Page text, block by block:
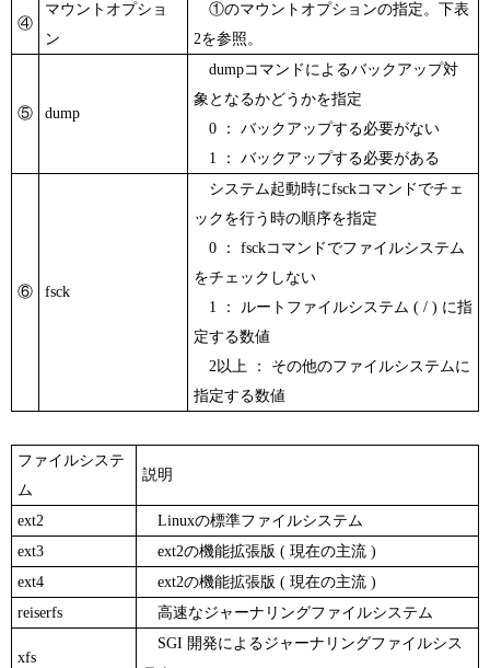
④
マウントオプショ
ン
①のマウントオプションの指定。下表
2を参照。
⑤ dump
dumpコマンドによるバックアップ対
象となるかどうかを指定
0 ： バックアップする必要がない
1 ： バックアップする必要がある
⑥ fsck
システム起動時にfsckコマンドでチェ
ックを行う時の順序を指定
0 ： fsckコマンドでファイルシステム
をチェックしない
1 ： ルートファイルシステム ( / ) に指
定する数値
2以上 ： その他のファイルシステムに
指定する数値
ファイルシステ
ム
説明
ext2
Linuxの標準ファイルシステム
ext3
ext2の機能拡張版 ( 現在の主流 )
ext4
ext2の機能拡張版 ( 現在の主流 )
reiserfs
高速なジャーナリングファイルシステム
xfs
SGI 開発によるジャーナリングファイルシス